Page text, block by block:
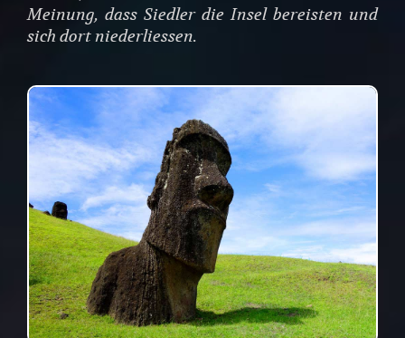
Meinung, dass Siedler die Insel bereisten und
sich dort niederliessen.